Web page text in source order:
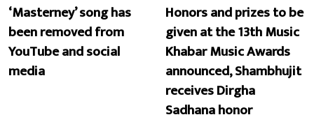
‘Masterney’ song has
been removed from
YouTube and social
media
Honors and prizes to be
given at the 13th Music
Khabar Music Awards
announced, Shambhujit
receives Dirgha
Sadhana honor